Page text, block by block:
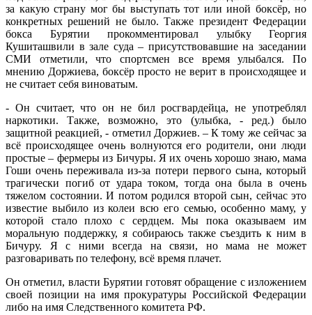
за какую страну мог бы выступать тот или иной боксёр, но
конкретных решений не было. Также президент Федерации
бокса Бурятии прокомментировал улыбку Георгия
Кушиташвили в зале суда – присутствовавшие на заседании
СМИ отметили, что спортсмен все время улыбался. По
мнению Доржиева, боксёр просто не верит в происходящее и
не считает себя виноватым.
- Он считает, что он не бил росгвардейца, не употреблял
наркотики. Также, возможно, это (улыбка, - ред.) было
защитной реакцией, - отметил Доржиев. – К тому же сейчас за
всё происходящее очень волнуются его родители, они люди
простые – фермеры из Бичуры. Я их очень хорошо знаю, мама
Гоши очень переживала из-за потери первого сына, который
трагически погиб от удара током, тогда она была в очень
тяжелом состоянии. И потом родился второй сын, сейчас это
известие выбило из колеи всю его семью, особенно маму, у
которой стало плохо с сердцем. Мы пока оказываем им
моральную поддержку, я собираюсь также съездить к ним в
Бичуру. Я с ними всегда на связи, но мама не может
разговаривать по телефону, всё время плачет.
Он отметил, власти Бурятии готовят обращение с изложением
своей позиции на имя прокуратуры Российской Федерации
либо на имя Следственного комитета РФ.